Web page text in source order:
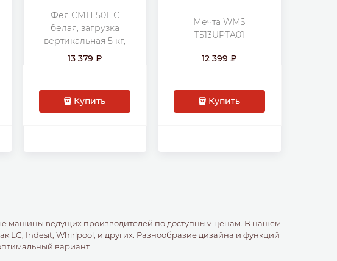
Фея СМП 50НС
белая, загрузка
вертикальная 5 кг,
1350 об/мин., класс: А
13 379
Купить
Мечта WMS
T513UPTA01
12 399
Купить
машины ведущих производителей по доступным ценам. В нашем
LG, Indesit, Whirlpool, и других. Разнообразие дизайна и функций
вариант.